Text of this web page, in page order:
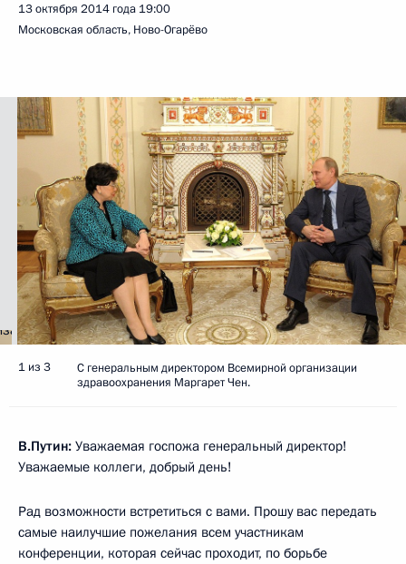
13 октября 2014 года 19:00
Московская область, Ново-Огарёво
1 из 3
С генеральным директором Всемирной организации
здравоохранения Маргарет Чен.
В.Путин: Уважаемая госпожа генеральный директор!
Уважаемые коллеги, добрый день!
Рад возможности встретиться с вами. Прошу вас передать
самые наилучшие пожелания всем участникам
конференции, которая сейчас проходит, по борьбе